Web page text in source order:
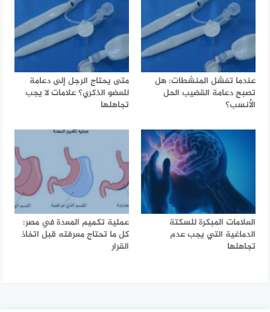
عندما تفشل المنشطات: هل
تصبح دعامة القضيب الحل
الأنسب؟
متى يحتاج الرجل إلى دعامة
للعضو الذكري؟ علامات لا يجب
تجاهلها
العلامات المبكرة للسكتة
الدماغية التي يجب عدم
تجاهلها
عملية تكميم المعدة في مصر:
كل ما تحتاج معرفته قبل اتخاذ
القرار